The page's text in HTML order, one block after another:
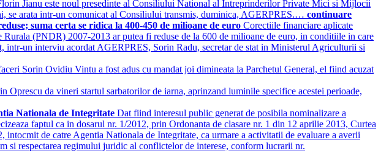
Jianu este noul presedinte al Consiliului National al Intreprinderilor Private Mici si Mijlocii
se arata intr-un comunicat al Consiliului transmis, duminica, AGERPRES.… continuare
suma certa se ridica la 400-450 de milioane de euro Corectiile financiare aplicate
(PNDR) 2007-2013 ar putea fi reduse de la 600 de milioane de euro, in conditiile in care
intr-un interviu acordat AGERPRES, Sorin Radu, secretar de stat in Ministerul Agriculturii si
Sorin Ovidiu Vintu a fost adus cu mandat joi dimineata la Parchetul General, el fiind acuzat
Oprescu da vineri startul sarbatorilor de iarna, aprinzand luminile specifice acestei perioade,
Nationala de Integritate Dat fiind interesul public generat de posibila nominalizare a
faptul ca in dosarul nr. 1/2012, prin Ordonanta de clasare nr. 1 din 12 aprilie 2013, Curtea
de catre Agentia Nationala de Integritate, ca urmare a activitatii de evaluare a averii
respectarea regimului juridic al conflictelor de interese, conform lucrarii nr.